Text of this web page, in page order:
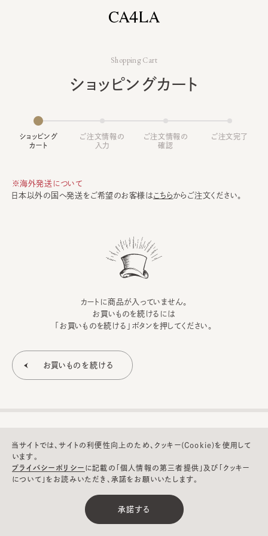
Shopping Cart
ショッピングカート
ショッピング
カート
ご注文情報の
入力
ご注文情報の
確認
ご注文完了
※海外発送について
日本以外の国へ発送をご希望のお客様はこちらからご注文ください。
カートに商品が入っていません。
お買いものを続けるには
「お買いものを続ける」ボタンを押してください。
©CA4LA INC. All Rights Reserved.
当サイトでは、サイトの利便性向上のため、クッキー(Cookie)を使用して
います。
プライバシーポリシー に記載の「個人情報の第三者提供」及び「クッキー
について」をお読みいただき、承諾をお願いいたします。
承諾する